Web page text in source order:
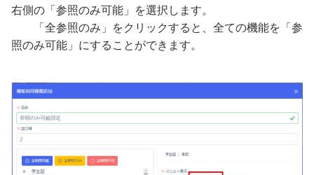
右側の「参照のみ可能」を選択します。
「全参照のみ」をクリックすると、全ての機能を「参
照のみ可能」にすることができます。